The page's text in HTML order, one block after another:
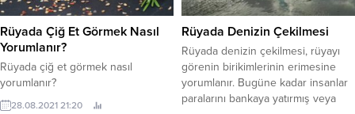
rüya, ekmeğini taştan çıkaracak bir
kişinin varlığına işaret eder...
getireceğine ve hayatınızın huzur
içinde geçeceğine, işlerinizin her
geçen gün büyüyeceğine ve...
Rüyada Çiğ Et Görmek Nasıl
Yorumlanır?
Rüyada çiğ et görmek nasıl
yorumlanır?
28.08.2021 21:20
Rüyada Denizin Çekilmesi
Rüyada denizin çekilmesi, rüyayı
görenin birikimlerinin erimesine
yorumlanır. Bugüne kadar insanlar
paralarını bankaya yatırmış veya